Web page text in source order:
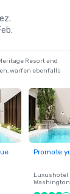
Resort and
warfen ebenfalls
Promote
Luxushotel
Washington